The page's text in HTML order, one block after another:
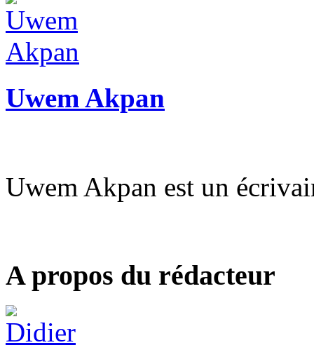
Uwem Akpan
Uwem Akpan est un
A propos du rédacteur